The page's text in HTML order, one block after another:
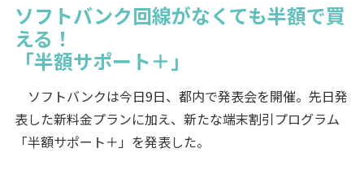
ソフトバンク回線がなくても半額で買
える！
「半額サポート＋」
ソフトバンクは今日9日、都内で発表会を開催。先日発
表した新料金プランに加え、新たな端末割引プログラム
「半額サポート＋」を発表した。